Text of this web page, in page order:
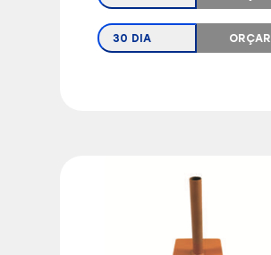
30 DIA ORÇAR